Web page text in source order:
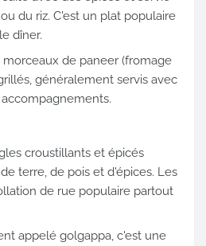
du riz. C'est un plat populaire
dîner.
morceaux de paneer (fromage
généralement servis avec
croustillants et épicés
terre, de pois et d'épices. Les
de rue populaire partout
appelé golgappa, c'est une